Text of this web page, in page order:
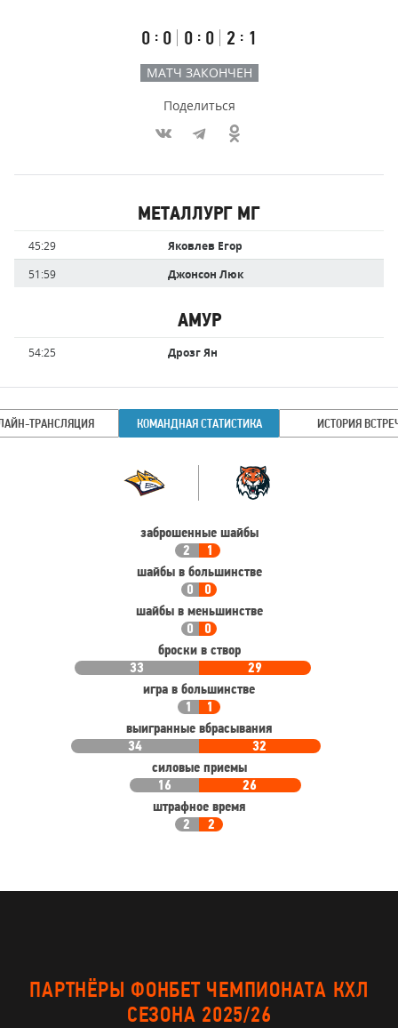
Первый
тайм
0 : 0
Второй
тайм
0 : 0
Третий
тайм
2 : 1
МАТЧ ЗАКОНЧЕН
Поделиться
забившие
голы
МЕТАЛЛУРГ МГ
Время Имя
игрока
45:29
Яковлев Егор
51:59
Джонсон Люк
АМУР
Время Имя
игрока
54:25 Дрозг Ян
ТРАНСЛЯЦИЯ КОМАНДНАЯ СТАТИСТИКА ИСТОРИЯ
статистика
Команда
заброшенные шайбы
2
1
шайбы в большинстве
0
0
шайбы в меньшинстве
0
0
броски в створ
33
29
игра в большинстве
1
1
выигранные вбрасывания
34
32
силовые приемы
16
26
штрафное время
2
2
ПАРТНЁРЫ ФОНБЕТ ЧЕМПИОНАТА КХЛ
СЕЗОНА 2025/26